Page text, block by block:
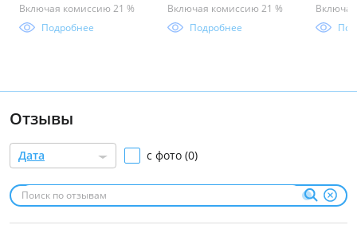
Включая комиссию 21 %
Подробнее
Включая комиссию 21 %
Подробнее
Отзывы
Дата с фото (0)